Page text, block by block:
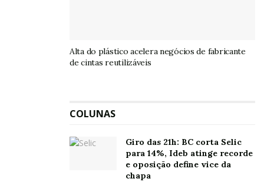
Alta do plástico acelera negócios de fabricante
de cintas reutilizáveis
COLUNAS
Giro das 21h: BC corta Selic
para 14%, Ideb atinge recorde
e oposição define vice da
chapa